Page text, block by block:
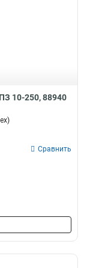
10-250, 88940
Сравнить